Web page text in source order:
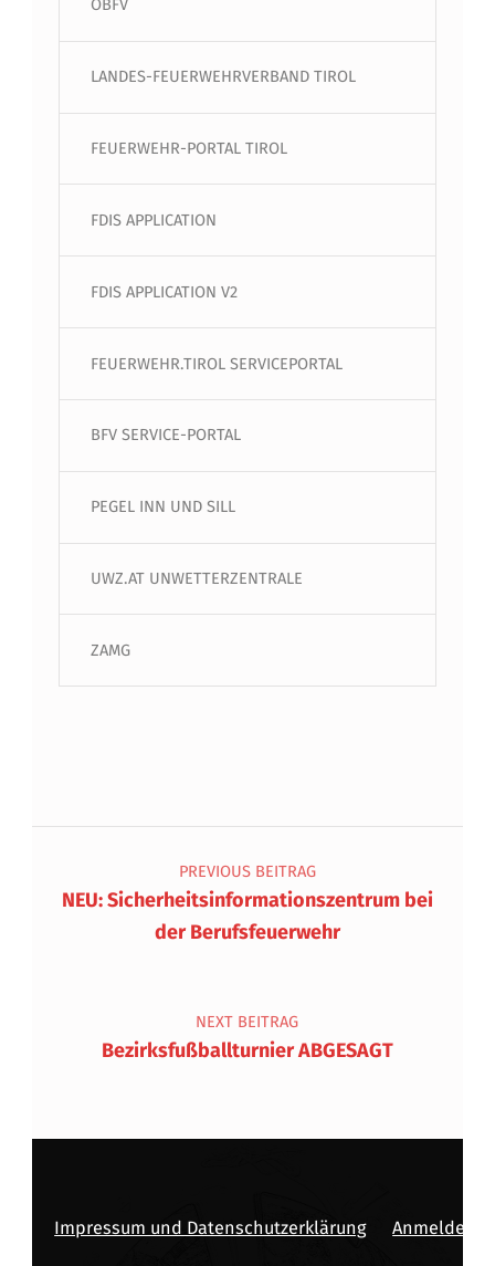
ÖBFV
LANDES-FEUERWEHRVERBAND TIROL
FEUERWEHR-PORTAL TIROL
FDIS APPLICATION
FDIS APPLICATION V2
FEUERWEHR.TIROL SERVICEPORTAL
BFV SERVICE-PORTAL
PEGEL INN UND SILL
UWZ.AT UNWETTERZENTRALE
ZAMG
Beitragsnavigation
PREVIOUS BEITRAG
NEU: Sicherheitsinformationszentrum bei
der Berufsfeuerwehr
NEXT BEITRAG
Bezirksfußballturnier ABGESAGT
Impressum und Datenschutzerklärung Anmelden